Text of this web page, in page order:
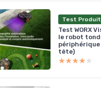
Test Produit
Test WORX
le robot
périphérique
tête)
★★★★★
★★★★★